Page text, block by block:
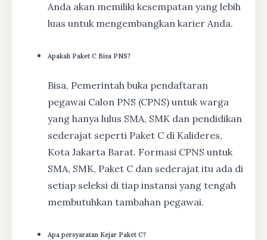
Anda akan memiliki kesempatan yang lebih
luas untuk mengembangkan karier Anda.
Apakah Paket C Bisa PNS?
Bisa, Pemerintah buka pendaftaran
pegawai Calon PNS (CPNS) untuk warga
yang hanya lulus SMA, SMK dan pendidikan
sederajat seperti Paket C di Kalideres,
Kota Jakarta Barat. Formasi CPNS untuk
SMA, SMK, Paket C dan sederajat itu ada di
setiap seleksi di tiap instansi yang tengah
membutuhkan tambahan pegawai.
Apa persyaratan Kejar Paket C?